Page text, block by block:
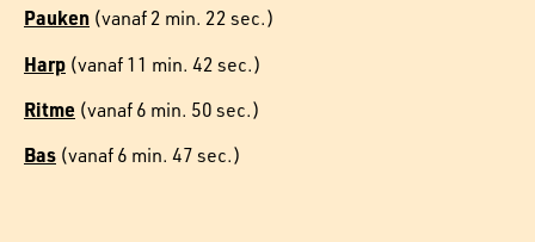
Pauken (vanaf 2 min. 22 sec.)
Harp (vanaf 11 min. 42 sec.)
Ritme (vanaf 6 min. 50 sec.)
Bas (vanaf 6 min. 47 sec.)